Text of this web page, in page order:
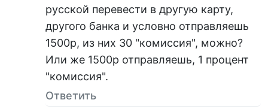
русской перевести в другую карту,
другого банка и условно отправляешь
1500р, из них 30 "комиссия", можно?
Или же 1500р отправляешь, 1 процент
"комиссия".
Ответить